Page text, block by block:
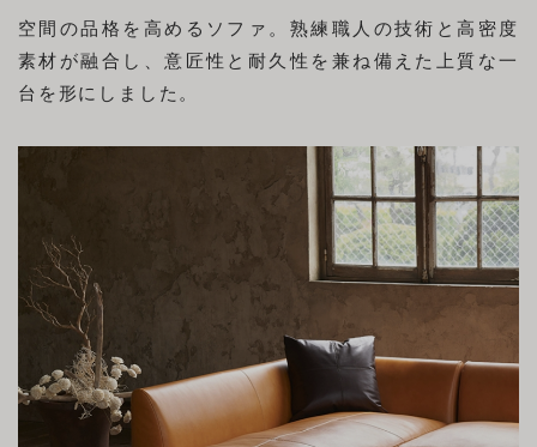
空間の品格を高めるソファ。熟練職人の技術と高密度
素材が融合し、意匠性と耐久性を兼ね備えた上質な一
台を形にしました。